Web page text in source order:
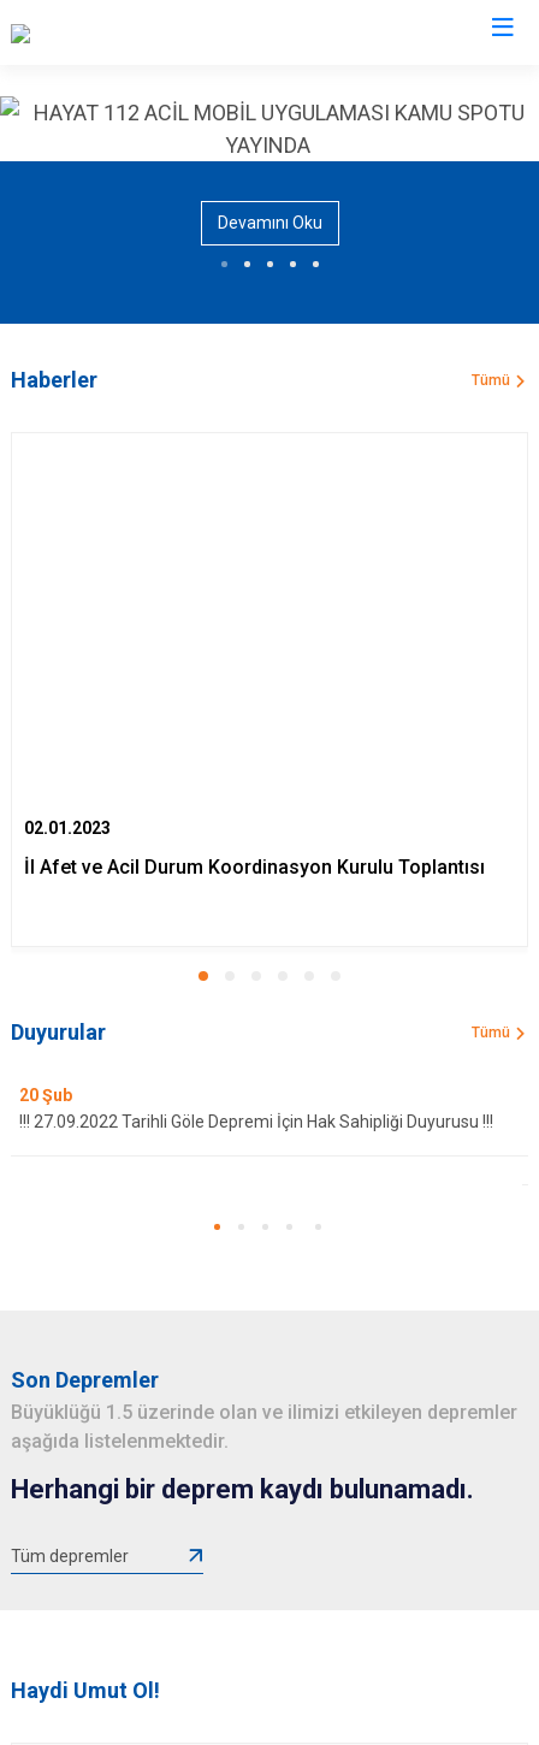
Devamını Oku
Haberler Tümü
02.01.2023
İl Afet ve Acil Durum Koordinasyon Kurulu Toplantısı
Duyurular Tümü
20Şub
!!! 27.09.2022 Tarihli Göle Depremi İçin Hak Sahipliği Duyurusu !!!
Son Depremler
Büyüklüğü 1.5 üzerinde olan ve ilimizi etkileyen depremler
aşağıda listelenmektedir.
Herhangi bir deprem kaydı bulunamadı.
Tüm depremler
Haydi Umut Ol!